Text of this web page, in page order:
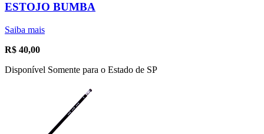
ESTOJO BUMBA
Saiba mais
R$ 40,00
Disponível Somente para o Estado de SP